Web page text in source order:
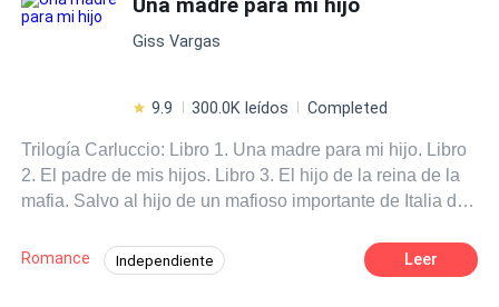
Giss Vargas
9.9 300.0K leídos Completed
Trilogía Carluccio: Libro 1. Una madre para mi hijo. Libro
2. El padre de mis hijos. Libro 3. El hijo de la reina de la
mafia. Salvo al hijo de un mafioso importante de Italia de
de cabeza, pero ¿Cómo escapar de un hombre que
desde el primer momento que vi me robo la respiración?
Romance Independiente Leer